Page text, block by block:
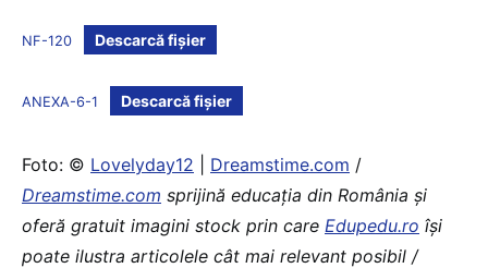
NF-120 Descarcă fișier
ANEXA-6-1 Descarcă fișier
Foto: © Lovelyday12 Dreamstime.com /
Dreamstime.com sprijină educaţia din România şi
oferă gratuit imagini stock prin care Edupedu.ro îşi
poate ilustra articolele cât mai relevant posibil /